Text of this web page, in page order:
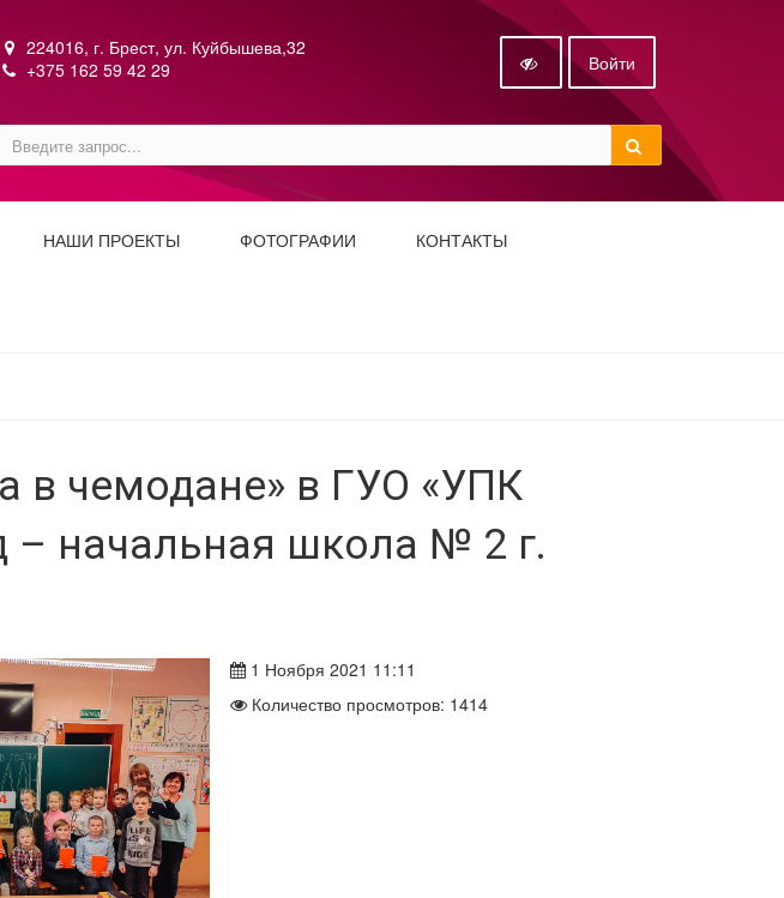
224016, г. Брест, ул. Куйбышева,32
+375 162 59 42 29
Войти
НАШИ ПРОЕКТЫ ФОТОГРАФИИ КОНТАКТЫ
в чемодане» в ГУО «УПК
– начальная школа № 2 г.
1 Ноября 2021 11:11
Количество просмотров: 1414